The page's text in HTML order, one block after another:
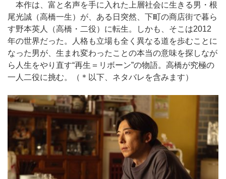
本作は、富と名声を手に入れた上層社会に生きる男・根
尾光誠（高橋一生）が、ある日突然、下町の商店街で暮ら
す野本英人（高橋・二役）に転生。しかも、そこは2012
年の世界だった。人格も立場も全く異なる道を歩むことに
なった男が、生まれ変わったことの本当の意味を探しなが
ら人生をやり直す“再生＝リボーン”の物語。高橋が究極の
一人二役に挑む。（＊以下、ネタバレを含みます）